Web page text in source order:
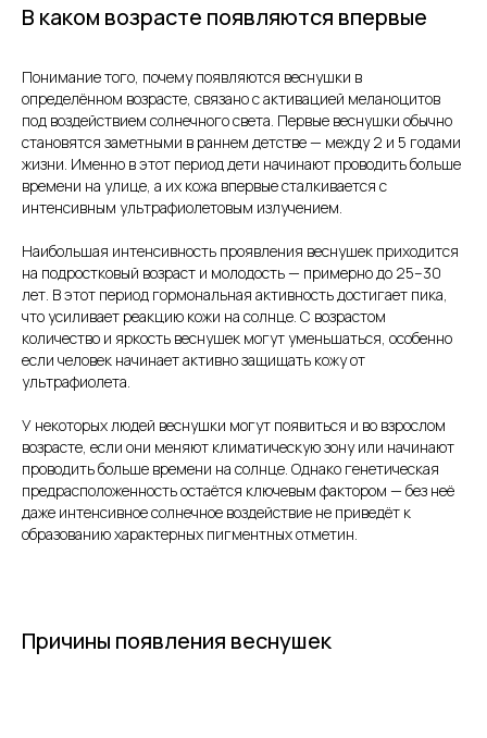
В каком возрасте появляются впервые
Понимание того, почему появляются веснушки в
определённом возрасте, связано с активацией меланоцитов
под воздействием солнечного света. Первые веснушки обычно
становятся заметными в раннем детстве — между 2 и 5 годами
жизни. Именно в этот период дети начинают проводить больше
времени на улице, а их кожа впервые сталкивается с
интенсивным ультрафиолетовым излучением.
Наибольшая интенсивность проявления веснушек приходится
на подростковый возраст и молодость — примерно до 25–30
лет. В этот период гормональная активность достигает пика,
что усиливает реакцию кожи на солнце. С возрастом
количество и яркость веснушек могут уменьшаться, особенно
если человек начинает активно защищать кожу от
ультрафиолета.
У некоторых людей веснушки могут появиться и во взрослом
возрасте, если они меняют климатическую зону или начинают
проводить больше времени на солнце. Однако генетическая
предрасположенность остаётся ключевым фактором — без неё
даже интенсивное солнечное воздействие не приведёт к
образованию характерных пигментных отметин.
Причины появления веснушек